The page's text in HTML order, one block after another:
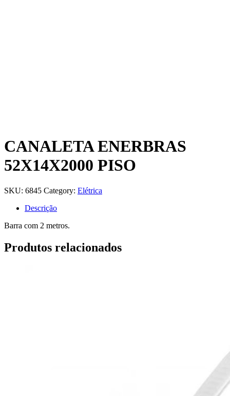
CANALETA ENERBRAS
52X14X2000 PISO
SKU: 6845 Category: Elétrica
Descrição
Barra com 2 metros.
Produtos relacionados